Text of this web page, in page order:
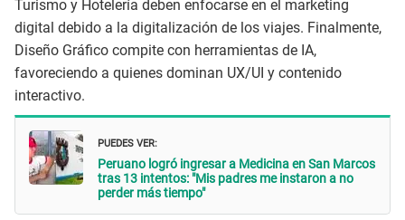
Turismo y Hotelería deben enfocarse en el marketing
digital debido a la digitalización de los viajes. Finalmente,
Diseño Gráfico compite con herramientas de IA,
favoreciendo a quienes dominan UX/UI y contenido
interactivo.
PUEDES VER:
Peruano logró ingresar a Medicina en San Marcos
tras 13 intentos: "Mis padres me instaron a no
perder más tiempo"